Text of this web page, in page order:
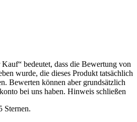
bedeutet, dass die Bewertung von
wurde, die dieses Produkt tatsächlich
Bewerten können aber grundsätzlich
bei uns haben. Hinweis schließen
Sternen.